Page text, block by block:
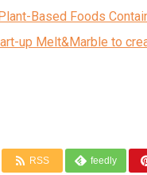
Based Foods
up Melt&Marble to
RSS feedly